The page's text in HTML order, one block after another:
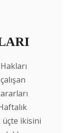
üçte ikisini